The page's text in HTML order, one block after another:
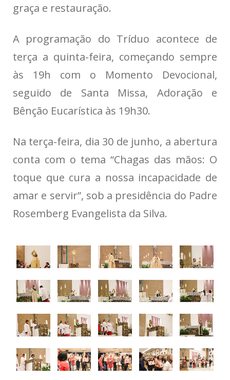
graça e restauração.
A programação do Tríduo acontece de
terça a quinta-feira, começando sempre
às 19h com o Momento Devocional,
seguido de Santa Missa, Adoração e
Bênção Eucarística às 19h30.
Na terça-feira, dia 30 de junho, a abertura
conta com o tema “Chagas das mãos: O
toque que cura a nossa incapacidade de
amar e servir”, sob a presidência do Padre
Rosemberg Evangelista da Silva.